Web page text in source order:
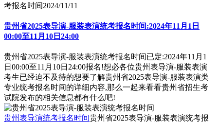
考报名时间2024/11/11
贵州省2025表导演-服装表演统考报名时间:2024年11月1日
00:00至11月10日24:00
贵州省2025表导演-服装表演统考报名时间已定:2024年11月1
日00:00至11月10日24:00报名!想必各位贵州表导演-服装表演
考生已经迫不及待的想要了解贵州省2025表导演-服装表演类
专业统考报名时间的详细内容,那么一起来看看贵州省招生考
试院发布的相关信息都有什么吧!
贵州表导演统考报名时间贵州省2025表导演-服装表演统考报